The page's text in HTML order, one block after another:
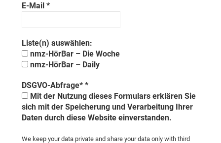
E-Mail *
Liste(n) auswählen:
nmz-HörBar – Die Woche
nmz-HörBar – Daily
DSGVO-Abfrage* *
Mit der Nutzung dieses Formulars erklären Sie
sich mit der Speicherung und Verarbeitung Ihrer
Daten durch diese Website einverstanden.
We keep your data private and share your data only with third